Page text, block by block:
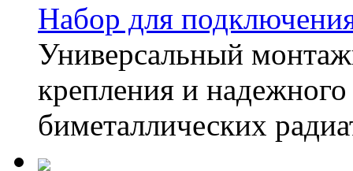
Набор для
Универсальный
крепления и
биметаллических